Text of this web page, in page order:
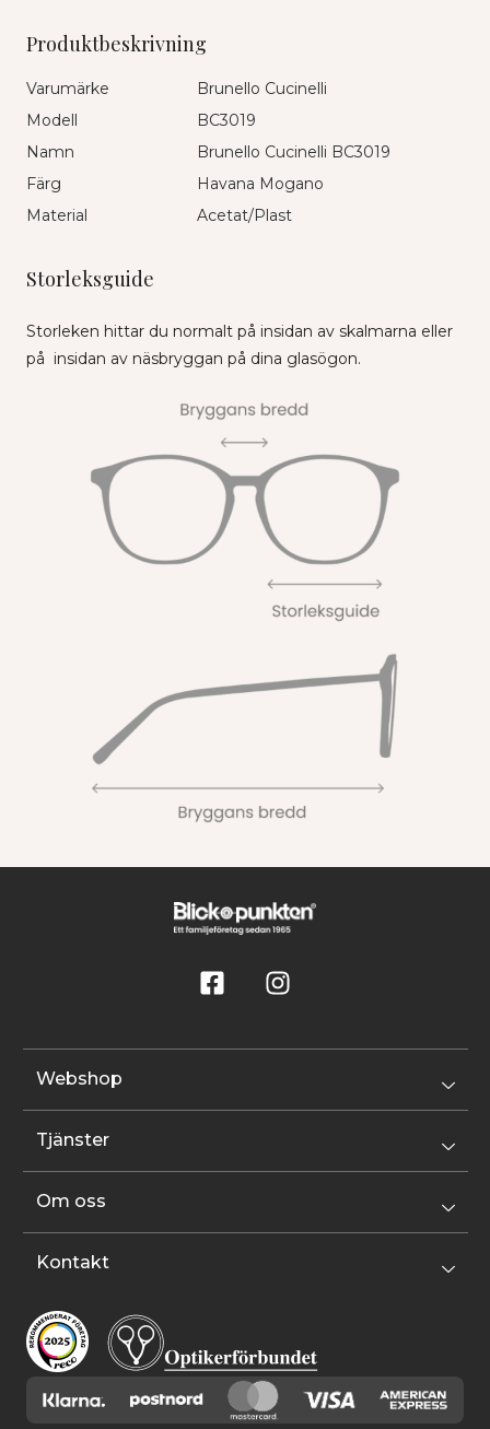
Produktbeskrivning
Varumärke
Brunello Cucinelli
Modell
BC3019
Namn
Brunello Cucinelli BC3019
Färg
Havana Mogano
Material
Acetat/Plast
Storleksguide
Storleken hittar du normalt på insidan av skalmarna eller
på insidan av näsbryggan på dina glasögon.
Webshop
Tjänster
Om oss
Kontakt